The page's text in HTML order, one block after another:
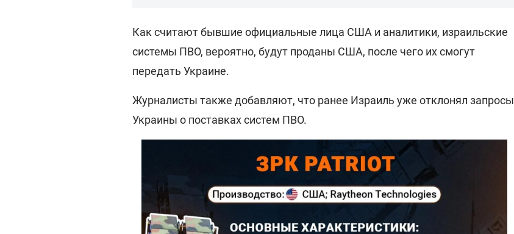
Как считают бывшие официальные лица США и аналитики, израильские
системы ПВО, вероятно, будут проданы США, после чего их смогут
передать Украине.
Журналисты также добавляют, что ранее Израиль уже отклонял запросы
Украины о поставках систем ПВО.